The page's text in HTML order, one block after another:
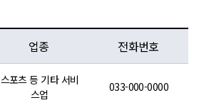
업종 전화번호
스포츠 등 기타 서비
스업
033-000-0000